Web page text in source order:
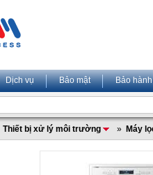
Dịch vụ Bảo mật Bảo hành
Thiết bị xử lý môi trường » Máy